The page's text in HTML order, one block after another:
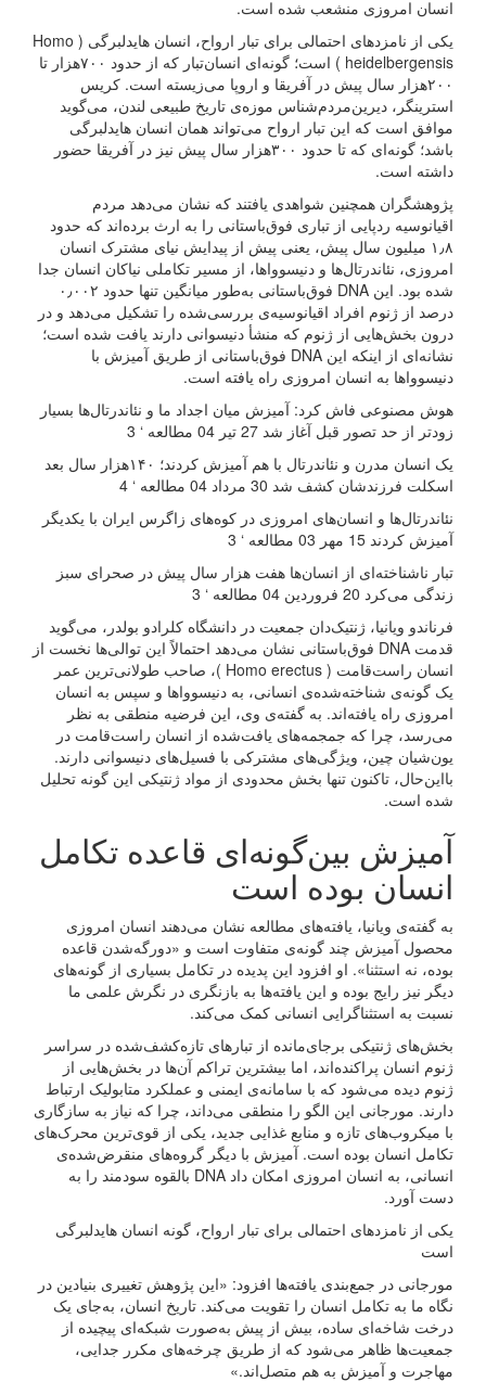
انسان امروزی منشعب شده است.
یکی از نامزدهای احتمالی برای تبار ارواح، انسان هایدلبرگی ( Homo
heidelbergensis ) است؛ گونه‌ای انسان‌تبار که از حدود ۷۰۰هزار تا
۲۰۰هزار سال پیش در آفریقا و اروپا می‌زیسته است. کریس
استرینگر، دیرین‌مردم‌شناس موزه‌ی تاریخ طبیعی لندن، می‌گوید
موافق است که این تبار ارواح می‌تواند همان انسان هایدلبرگی
باشد؛ گونه‌ای که تا حدود ۳۰۰هزار سال پیش نیز در آفریقا حضور
داشته است.
پژوهشگران همچنین شواهدی یافتند که نشان می‌دهد مردم
اقیانوسیه ردپایی از تباری فوق‌باستانی را به ارث برده‌اند که حدود
۱٫۸ میلیون سال پیش، یعنی پیش از پیدایش نیای مشترک انسان
امروزی، نئاندرتال‌ها و دنیسوواها، از مسیر تکاملی نیاکان انسان جدا
شده بود. این DNA فوق‌باستانی به‌طور میانگین تنها حدود ۰٫۰۰۲
درصد از ژنوم افراد اقیانوسیه‌ی بررسی‌شده را تشکیل می‌دهد و در
درون بخش‌هایی از ژنوم که منشأ دنیسوانی دارند یافت شده است؛
نشانه‌ای از اینکه این DNA فوق‌باستانی از طریق آمیزش با
دنیسوواها به انسان امروزی راه یافته است.
هوش مصنوعی فاش کرد: آمیزش میان اجداد ما و نئاندرتال‌ها بسیار
زودتر از حد تصور قبل آغاز شد 27 تیر 04 مطالعه ‘ 3
یک انسان مدرن و نئاندرتال با هم آمیزش کردند؛ ۱۴۰هزار سال بعد
اسکلت فرزندشان کشف شد 30 مرداد 04 مطالعه ‘ 4
نئاندرتال‌ها و انسان‌های امروزی در کوه‌های زاگرس ایران با یکدیگر
آمیزش کردند 15 مهر 03 مطالعه ‘ 3
تبار ناشناخته‌ای از انسان‌ها هفت هزار سال پیش در صحرای سبز
زندگی می‌کرد 20 فروردین 04 مطالعه ‘ 3
فرناندو ویانیا، ژنتیک‌دان جمعیت در دانشگاه کلرادو بولدر، می‌گوید
قدمت DNA فوق‌باستانی نشان می‌دهد احتمالاً این توالی‌ها نخست از
انسان راست‌قامت ( Homo erectus )، صاحب طولانی‌ترین عمر
یک گونه‌ی شناخته‌شده‌ی انسانی، به دنیسوواها و سپس به انسان
امروزی راه یافته‌اند. به گفته‌ی وی، این فرضیه منطقی به نظر
می‌رسد، چرا که جمجمه‌های یافت‌شده از انسان راست‌قامت در
یون‌شیان چین، ویژگی‌های مشترکی با فسیل‌های دنیسوانی دارند.
با‌این‌حال، تاکنون تنها بخش محدودی از مواد ژنتیکی این گونه تحلیل
شده است.
آمیزش بین‌گونه‌ای قاعده تکامل
انسان بوده است
به گفته‌ی ویانیا، یافته‌های مطالعه نشان می‌دهند انسان امروزی
محصول آمیزش چند گونه‌ی متفاوت است و «دورگه‌شدن قاعده
بوده، نه استثنا». او افزود این پدیده در تکامل بسیاری از گونه‌های
دیگر نیز رایج بوده و این یافته‌ها به بازنگری در نگرش علمی ما
نسبت به استثناگرایی انسانی کمک می‌کند.
بخش‌های ژنتیکی برجای‌مانده از تبارهای تازه‌کشف‌شده در سراسر
ژنوم انسان پراکنده‌اند، اما بیشترین تراکم آن‌ها در بخش‌هایی از
ژنوم دیده می‌شود که با سامانه‌ی ایمنی و عملکرد متابولیک ارتباط
دارند. مورجانی این الگو را منطقی می‌داند، چرا که نیاز به سازگاری
با میکروب‌های تازه و منابع غذایی جدید، یکی از قوی‌ترین محرک‌های
تکامل انسان بوده است. آمیزش با دیگر گروه‌های منقرض‌شده‌ی
انسانی، به انسان امروزی امکان داد DNA بالقوه سودمند را به
دست آورد.
یکی از نامزدهای احتمالی برای تبار ارواح، گونه انسان هایدلبرگی
است
مورجانی در جمع‌بندی یافته‌ها افزود: «این پژوهش تغییری بنیادین در
نگاه ما به تکامل انسان را تقویت می‌کند. تاریخ انسان، به‌جای یک
درخت شاخه‌ای ساده، بیش از پیش به‌صورت شبکه‌ای پیچیده از
جمعیت‌ها ظاهر می‌شود که از طریق چرخه‌های مکرر جدایی،
مهاجرت و آمیزش به هم متصل‌اند.»